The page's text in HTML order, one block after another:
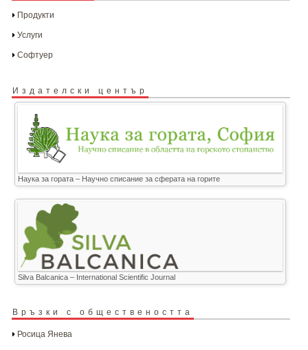
Продукти
Услуги
Софтуер
Издателски център
Наука за гората – Научно списание за сферата на горите
Silva Balcanica – International Scientific Journal
Връзки с обществеността
Росица Янева